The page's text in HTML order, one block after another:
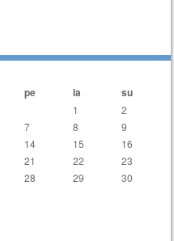
pe la su
1
2
7 8
9
14 15
16
21 22
23
28 29
30